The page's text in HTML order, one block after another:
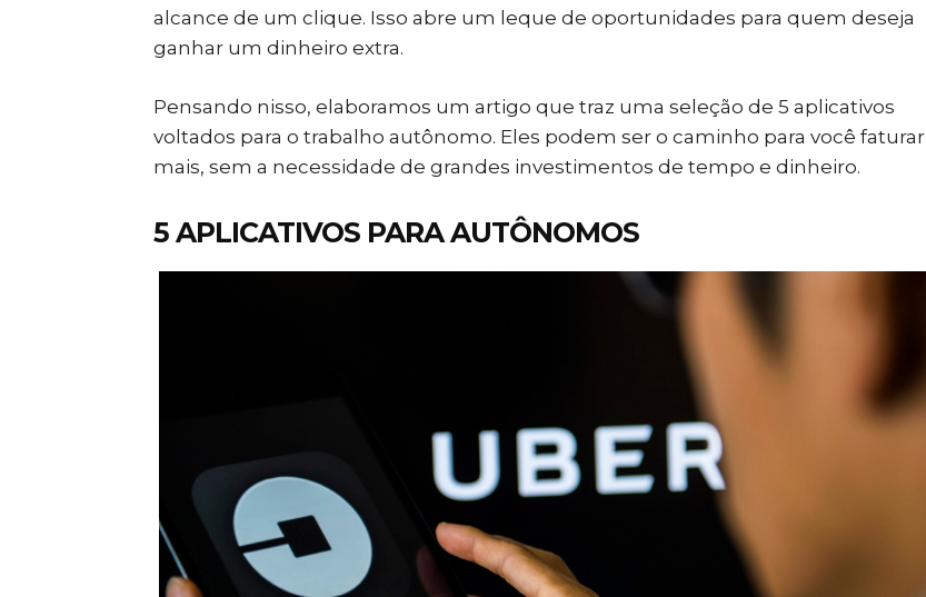
alcance de um clique. Isso abre um leque de oportunidades para quem deseja
ganhar um dinheiro extra.
Pensando nisso, elaboramos um artigo que traz uma seleção de 5 aplicativos
voltados para o trabalho autônomo. Eles podem ser o caminho para você faturar
mais, sem a necessidade de grandes investimentos de tempo e dinheiro.
5 APLICATIVOS PARA AUTÔNOMOS